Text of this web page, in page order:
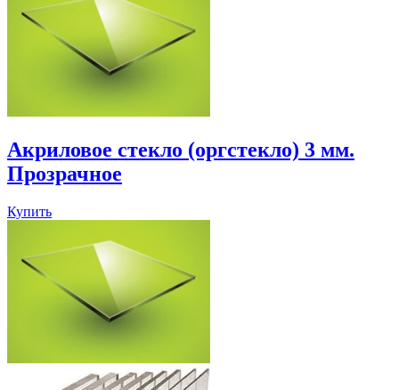
Акриловое стекло (оргстекло) 3 мм.
Прозрачное
Купить